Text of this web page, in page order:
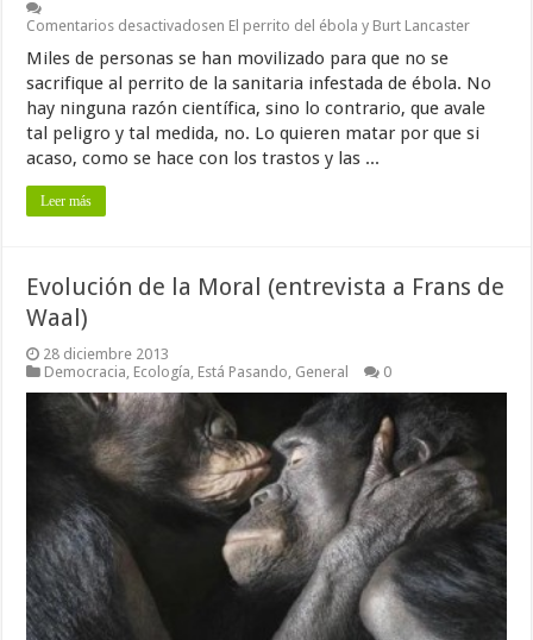
Comentarios desactivadosen El perrito del ébola y Burt Lancaster
Miles de personas se han movilizado para que no se
sacrifique al perrito de la sanitaria infestada de ébola. No
hay ninguna razón científica, sino lo contrario, que avale
tal peligro y tal medida, no. Lo quieren matar por que si
acaso, como se hace con los trastos y las ...
Leer más
Evolución de la Moral (entrevista a Frans de
Waal)
28 diciembre 2013
Democracia, Ecología, Está Pasando, General 0